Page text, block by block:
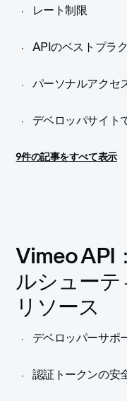
レート制限
APIのベストプラ
パーソナルアクセ
デベロッパサイト
9件の記事をすべて表示
Vimeo API
ルシュー
リソース
デベロッパーサポ
認証トークンの安